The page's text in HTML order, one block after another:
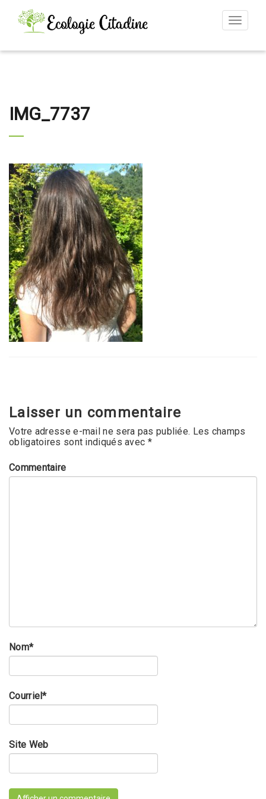
Toggle
IMG_7737
Laisser un commentaire
Votre adresse e-mail ne sera pas publiée. Les champs
obligatoires sont indiqués avec *
Commentaire
Nom*
Courriel*
Site Web